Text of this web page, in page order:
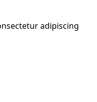
adipiscing